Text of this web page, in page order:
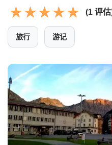
(1 评
旅行 游记